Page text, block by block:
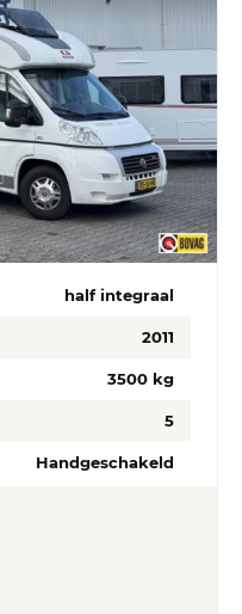
half integraal
2011
3500 kg
5
Handgeschakeld